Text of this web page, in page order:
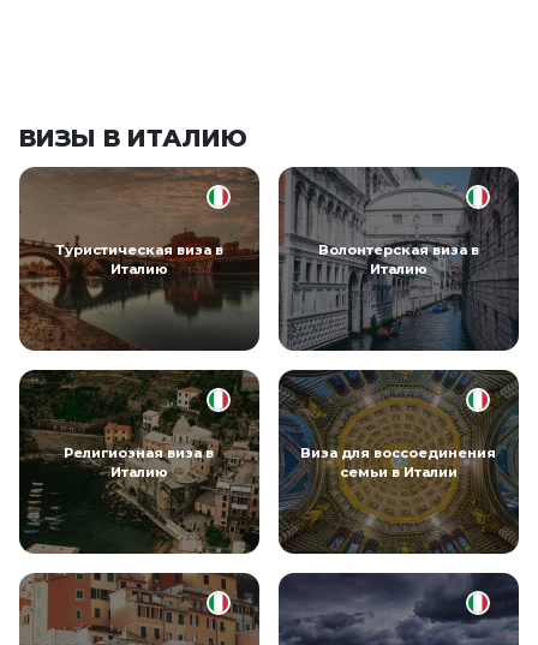
ВИЗЫ В ИТАЛИЮ
Туристическая виза в
Италию
Волонтерская виза в
Италию
Религиозная виза в
Италию
Виза для воссоединения
семьи в Италии